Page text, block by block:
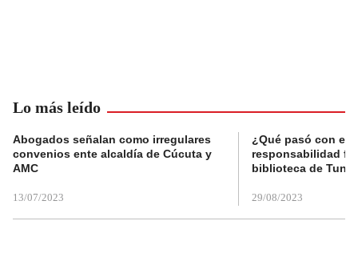
Lo más leído
Abogados señalan como irregulares
convenios ente alcaldía de Cúcuta y
AMC
13/07/2023
¿Qué pasó con el
responsabilidad
biblioteca de
29/08/2023